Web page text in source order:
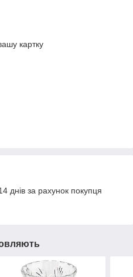
картку
днів за рахунок покупця